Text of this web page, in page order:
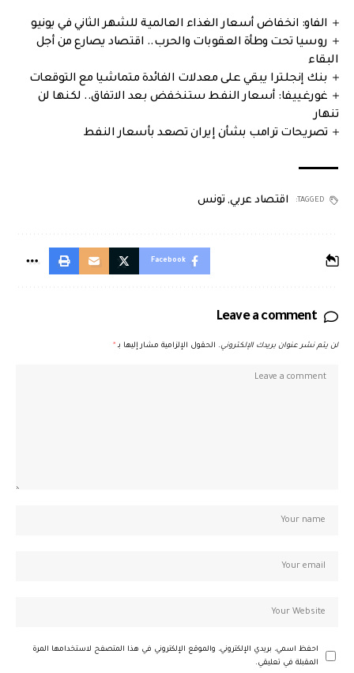
الفاو: انخفاض أسعار الغذاء العالمية للشهر الثاني في يونيو
روسيا تحت وطأة العقوبات والحرب.. اقتصاد يصارع من أجل
البقاء
بنك إنجلترا يبقي على معدلات الفائدة متماشيا مع التوقعات
غورغييفا: أسعار النفط ستنخفض بعد الاتفاق.. لكنها لن
تنهار
تصريحات ترامب بشأن إيران تصعد بأسعار النفط
TAGGED: اقتصاد عربي, تونس
Facebook
Leave a comment
لن يتم نشر عنوان بريدك الإلكتروني. الحقول الإلزامية مشار إليها بـ *
احفظ اسمي، بريدي الإلكتروني، والموقع الإلكتروني في هذا المتصفح لاستخدامها المرة
المقبلة في تعليقي.